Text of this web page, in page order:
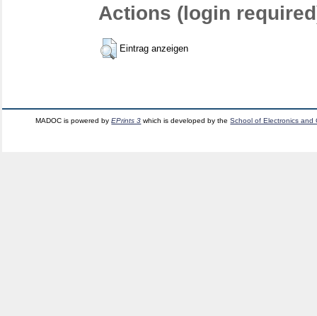
Actions (login
Eintrag anzeigen
MADOC is powered byEPrints 3 which is developed by theSchool of Electronics and